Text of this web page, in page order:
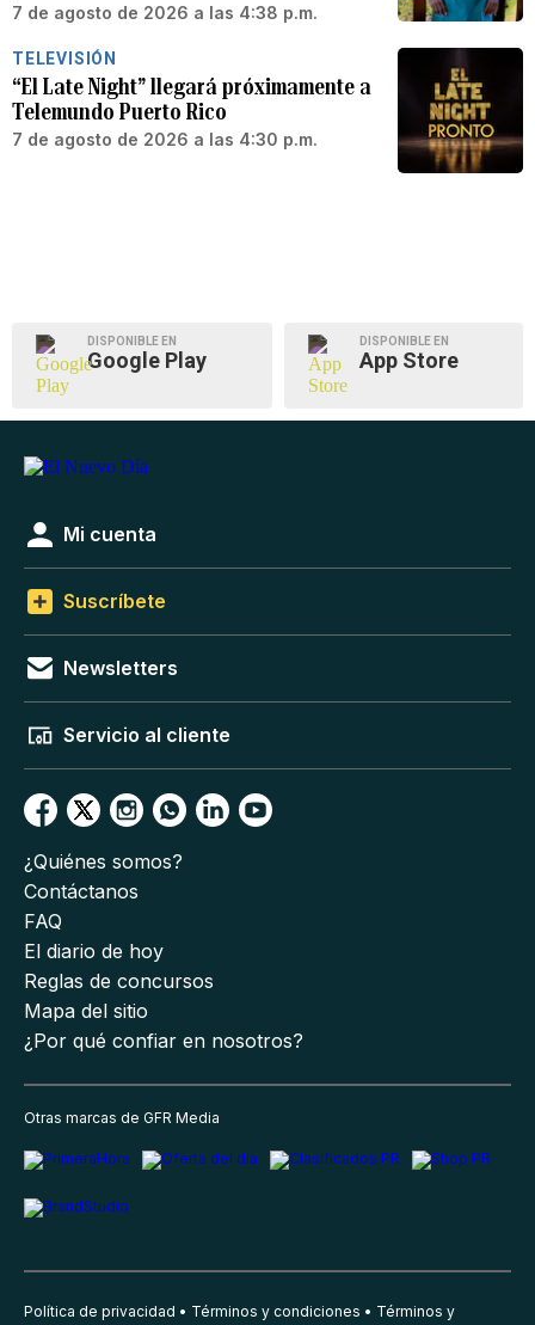
7 de agosto de 2026 a las 4:38 p.m.
TELEVISIÓN
“El Late Night” llegará próximamente a
Telemundo Puerto Rico
7 de agosto de 2026 a las 4:30 p.m.
DISPONIBLE EN
Google Play
DISPONIBLE EN
App Store
Mi cuenta
Suscríbete
Newsletters
Servicio al cliente
¿Quiénes somos?
Contáctanos
FAQ
El diario de hoy
Reglas de concursos
Mapa del sitio
¿Por qué confiar en nosotros?
Otras marcas de GFR Media
Política de privacidad Términos y condiciones Términos y